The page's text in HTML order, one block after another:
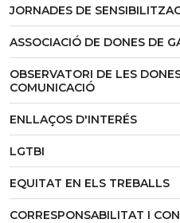
JORNADES DE
ASSOCIACIÓ DE DONES DE
OBSERVATORI DE LES
COMUNICACIÓ
ENLLAÇOS D'INTERÉS
LGTBI
EQUITAT EN ELS TREBALLS
CORRESPONSABILITAT I